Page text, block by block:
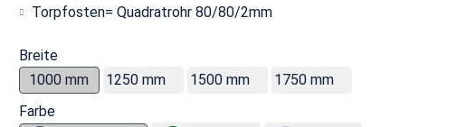
Torpfosten= Quadratrohr 80/80/2mm
Breite
1000 mm
1250 mm 1500 mm
1750 mm
Farbe